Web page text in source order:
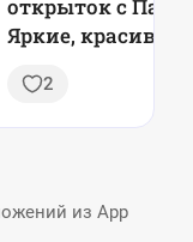
открыток с
Яркие, красивые,
2
из App